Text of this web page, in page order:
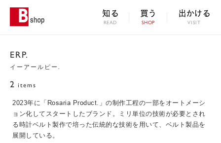
知る
READ
買う
SHOP
出かける
VISIT
ERP.
イーアールピー.
2 items
2023年に「Rosaria Product.」の制作工程の一部をオートメーシ
ョン化してスタートしたブランド。ミリ単位の技術が必要とされ
る時計ベルト製作で培った伝統的な技術を用いて、ベルト製品を
展開している。